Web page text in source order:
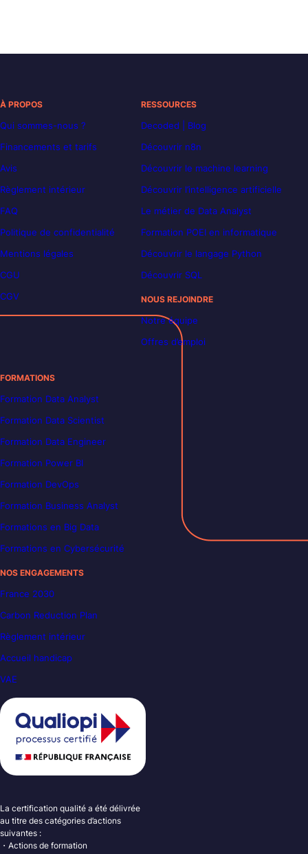
À PROPOS
Qui sommes-nous ?
Financements et tarifs
Avis
Règlement intérieur
FAQ
Politique de confidentialité
Mentions légales
CGU
CGV
RESSOURCES
Decoded | Blog
Découvrir n8n
Découvrir le machine learning
Découvrir l’intelligence artificielle
Le métier de Data Analyst
Formation POEI en informatique
Découvrir le langage Python
Découvrir SQL
NOUS REJOINDRE
Notre équipe
Offres d’emploi
FORMATIONS
Formation Data Analyst
Formation Data Scientist
Formation Data Engineer
Formation Power BI
Formation DevOps
Formation Business Analyst
Formations en Big Data
Formations en Cybersécurité
NOS ENGAGEMENTS
France 2030
Carbon Reduction Plan
Règlement intérieur
Accueil handicap
VAE
La certification qualité a été délivrée
au titre des catégories d’actions
suivantes :
・Actions de formation